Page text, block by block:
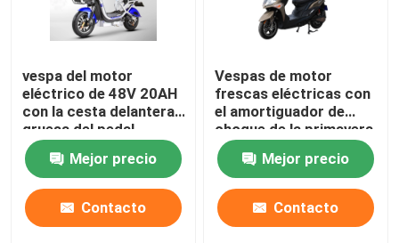
vespa del motor
eléctrico de 48V 20AH
con la cesta delantera
gruesa del pedal
Mejor precio
Contacto
Vespas de motor
frescas eléctricas con
el amortiguador de
choque de la primavera
del doble de
OverstrikingMejor precio
Contacto